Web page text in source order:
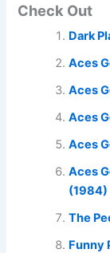
Check Out
Dark
Aces
Aces
Aces
Aces
Aces
(1984)
The
Funny